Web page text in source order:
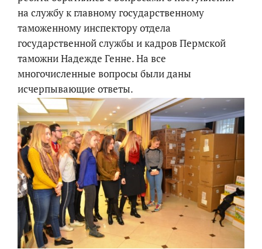
на службу к главному государственному
таможенному инспектору отдела
государственной службы и кадров Пермской
таможни Надежде Генне. На все
многочисленные вопросы были даны
исчерпывающие ответы.